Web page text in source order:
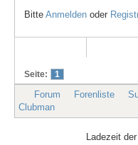
Bitte Anmelden oder
Seite: 1
Forum Forenliste
Clubman
Ladezeit